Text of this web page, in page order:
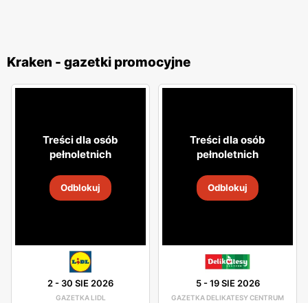
Kraken - gazetki promocyjne
Treści dla osób
pełnoletnich
Odblokuj
2- 30 SIE 2026
GAZETKA LIDL
Treści dla osób
pełnoletnich
Odblokuj
5-19 SIE 2026
GAZETKA DELIKATESY CENTRUM